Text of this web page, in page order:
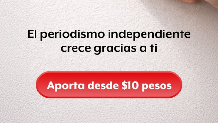
Se trata de un precio que no todos se pueden permitir.
Live Water explica en su página web que recogen el agua
"en jarras de vidrio sin plomo reutilizables" y la
"transportan rápidamente en contenedores refrigerados"
para ser distribuida.
Según esta empresa, el"agua cruda"mantiene la piel
hidratada, reduce las arrugas y aumenta la flexibilidad y
la fuerza de las articulaciones.